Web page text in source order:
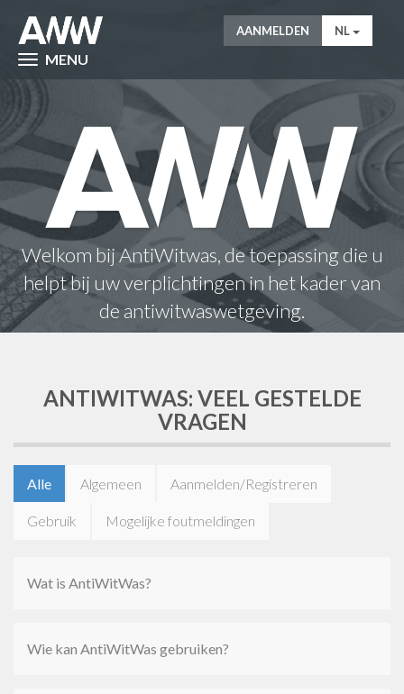
MENU
AANMELDEN NL
Welkom bij AntiWitwas, de toepassing die u
helpt bij uw verplichtingen in het kader van
de antiwitwaswetgeving.
ANTIWITWAS: VEEL GESTELDE
VRAGEN
Alle Algemeen Aanmelden/Registreren
Gebruik Mogelijke foutmeldingen
Wat is AntiWitWas?
Wie kan AntiWitWas gebruiken?